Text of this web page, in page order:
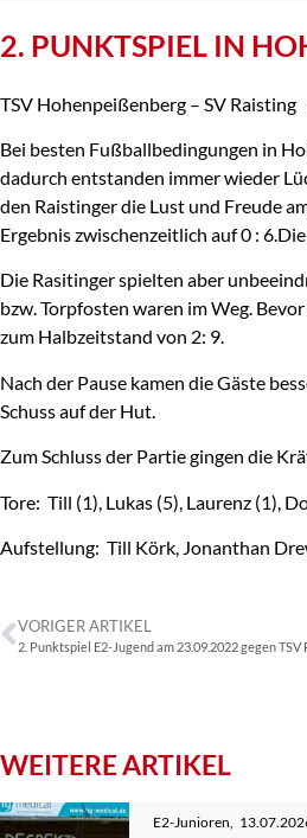
2. PUNKTSPIEL IN
TSV Hohenpeißenberg – SV Raisting
Bei besten Fußballbedingungen in
dadurch entstanden immer wieder
den Raistinger die Lust und Freude
Ergebnis zwischenzeitlich auf 0 :
Die Rasitinger spielten aber
bzw. Torpfosten waren im Weg.
zum Halbzeitstand von 2: 9.
Nach der Pause kamen die Gäste
Schuss auf der Hut.
Zum Schluss der Partie gingen die
Tore: Till (1), Lukas (5), Laurenz (1),
Aufstellung: Till Körk, Jonanthan
VORIGER ARTIKEL
2. Punktspiel E2-Jugend am 23.09.2022 gegen TSV
WEITERE ARTIKEL
E2-Junioren